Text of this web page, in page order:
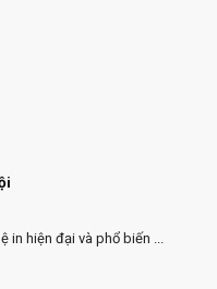
hiện đại và phổ biến ...